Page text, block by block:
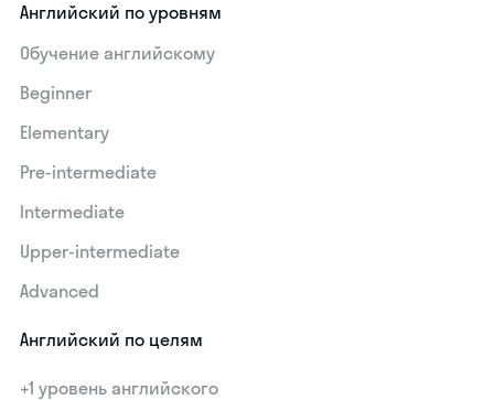
Английский по уровням
Обучение английскому
Beginner
Elementary
Pre-intermediate
Intermediate
Upper-intermediate
Advanced
Английский по целям
+1 уровень английского